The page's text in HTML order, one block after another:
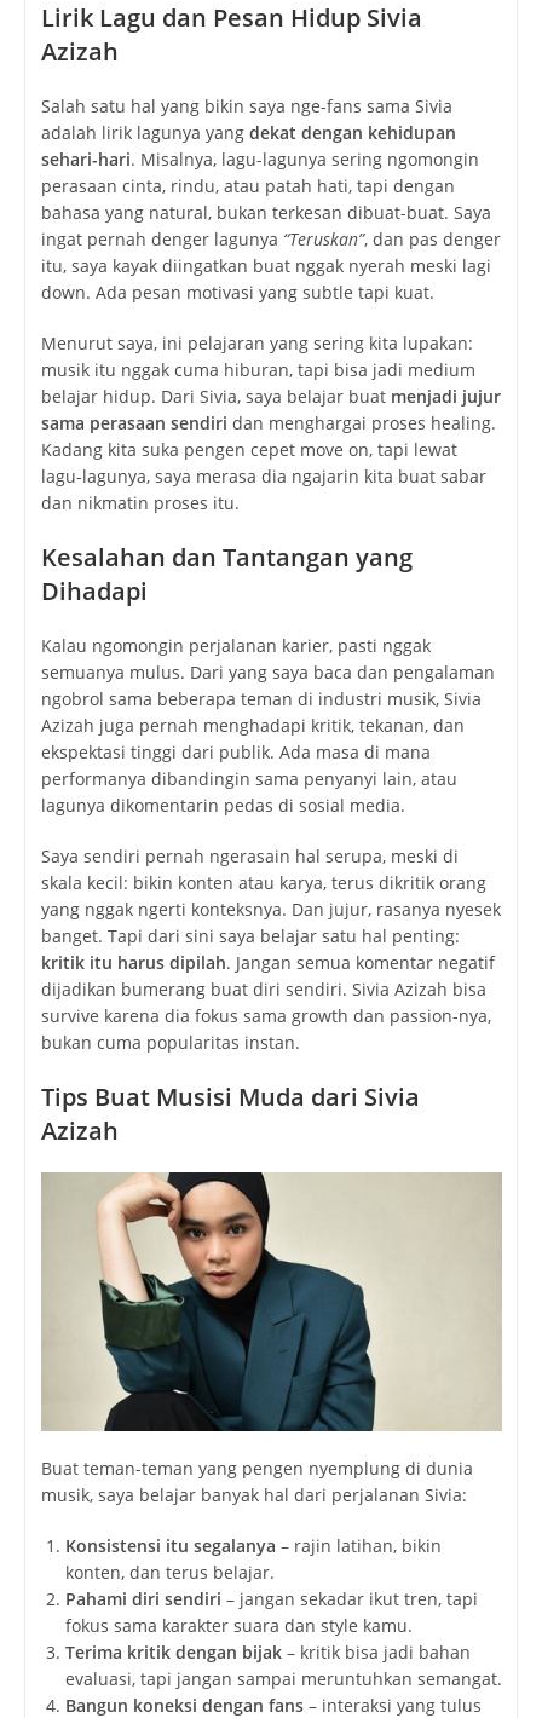
Lirik Lagu dan Pesan Hidup Sivia
Azizah
Salah satu hal yang bikin saya nge-fans sama Sivia
adalah lirik lagunya yang dekat dengan kehidupan
sehari-hari. Misalnya, lagu-lagunya sering ngomongin
perasaan cinta, rindu, atau patah hati, tapi dengan
bahasa yang natural, bukan terkesan dibuat-buat. Saya
ingat pernah denger lagunya “Teruskan”, dan pas denger
itu, saya kayak diingatkan buat nggak nyerah meski lagi
down. Ada pesan motivasi yang subtle tapi kuat.
Menurut saya, ini pelajaran yang sering kita lupakan:
musik itu nggak cuma hiburan, tapi bisa jadi medium
belajar hidup. Dari Sivia, saya belajar buat menjadi jujur
sama perasaan sendiri dan menghargai proses healing.
Kadang kita suka pengen cepet move on, tapi lewat
lagu-lagunya, saya merasa dia ngajarin kita buat sabar
dan nikmatin proses itu.
Kesalahan dan Tantangan yang
Dihadapi
Kalau ngomongin perjalanan karier, pasti nggak
semuanya mulus. Dari yang saya baca dan pengalaman
ngobrol sama beberapa teman di industri musik, Sivia
Azizah juga pernah menghadapi kritik, tekanan, dan
ekspektasi tinggi dari publik. Ada masa di mana
performanya dibandingin sama penyanyi lain, atau
lagunya dikomentarin pedas di sosial media.
Saya sendiri pernah ngerasain hal serupa, meski di
skala kecil: bikin konten atau karya, terus dikritik orang
yang nggak ngerti konteksnya. Dan jujur, rasanya nyesek
banget. Tapi dari sini saya belajar satu hal penting:
kritik itu harus dipilah. Jangan semua komentar negatif
dijadikan bumerang buat diri sendiri. Sivia Azizah bisa
survive karena dia fokus sama growth dan passion-nya,
bukan cuma popularitas instan.
Tips Buat Musisi Muda dari Sivia
Azizah
Buat teman-teman yang pengen nyemplung di dunia
musik, saya belajar banyak hal dari perjalanan Sivia:
Konsistensi itu segalanya – rajin latihan, bikin
konten, dan terus belajar.
Pahami diri sendiri – jangan sekadar ikut tren, tapi
fokus sama karakter suara dan style kamu.
Terima kritik dengan bijak– kritik bisa jadi bahan
evaluasi, tapi jangan sampai meruntuhkan semangat.
Bangun koneksi dengan fans– interaksi yang tulus